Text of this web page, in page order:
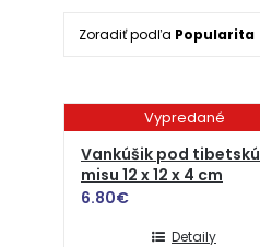
Zoradiť podľa Popularita
Vypredané
Vankúšik pod tibetskú
misu 12 x 12 x 4 cm
6.80€
Detaily